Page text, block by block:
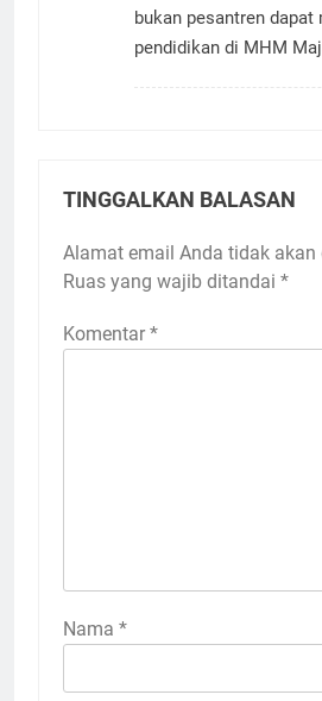
bukan pesantren dapat
pendidikan di MHM
TINGGALKAN BALASAN
Alamat email Anda tidak
Ruas yang wajib ditandai *
Komentar *
Nama *